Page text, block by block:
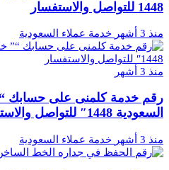
1448 للتواصل والاستفسار
منذ 3 أشهر خدمة عملاء السعودية
منذ 3 أشهر
رقم خدمة كلمنى على حسابك
السعودية 1448″ للتواصل والاستفسار
منذ 3 أشهر
خدمة عملاء السعودية